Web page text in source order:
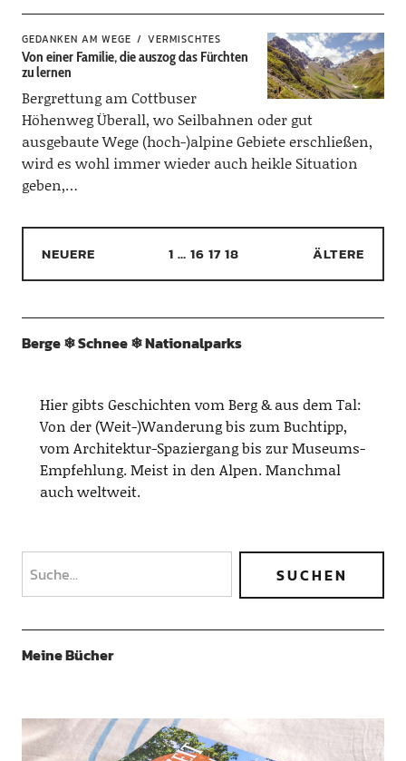
GEDANKEN AM WEGE VERMISCHTES
Von einer Familie, die auszog das Fürchten
zu lernen
Bergrettung am Cottbuser
Höhenweg Überall, wo Seilbahnen oder gut
ausgebaute Wege (hoch-)alpine Gebiete erschließen,
wird es wohl immer wieder auch heikle Situation
geben,…
NEUERE 1 … 16 1718 ÄLTERE
Berge ❄︎ Schnee ❄︎ Nationalparks
Hier gibts Geschichten vom Berg & aus dem Tal:
Von der (Weit-)Wanderung bis zum Buchtipp,
vom Architektur-Spaziergang bis zur Museums-
Empfehlung. Meist in den Alpen. Manchmal
auch weltweit.
Meine Bücher